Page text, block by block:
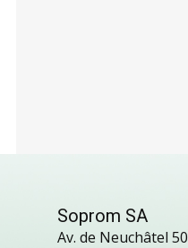
Soprom SA
Av. de Neuchâtel 50